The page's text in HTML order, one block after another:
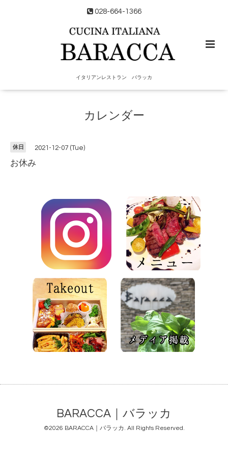
028-664-1366
イタリアンレストラン バラッカ
カレンダー
休日 2021-12-07 (Tue)
お休み
BARACCA｜バラッカ
©2026 BARACCA｜バラッカ . All Rights Reserved.